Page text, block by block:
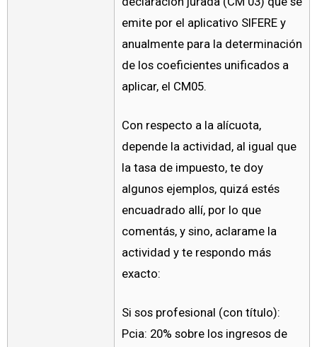
emite por el aplicativo SIFERE y
anualmente para la determinación
de los coeficientes unificados a
aplicar, el CM05.
Con respecto a la alícuota,
depende la actividad, al igual que
la tasa de impuesto, te doy
algunos ejemplos, quizá estés
encuadrado allí, por lo que
comentás, y sino, aclarame la
actividad y te respondo más
exacto:
Si sos profesional (con título):
Pcia: 20% sobre los ingresos de